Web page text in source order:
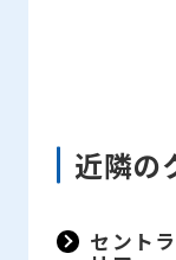
近隣の
セント